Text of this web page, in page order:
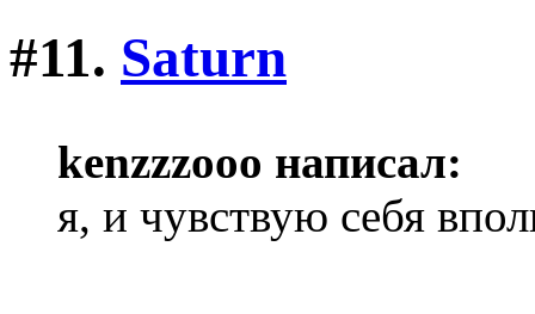
#11. Saturn
kenzzzooo написал:
я, и чувствую себя